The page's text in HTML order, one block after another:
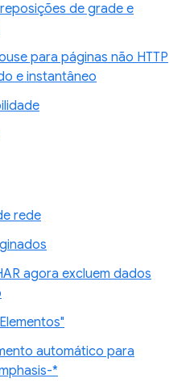
de grade e
para páginas não HTTP
e instantâneo
rede
agora excluem dados
automático para
*